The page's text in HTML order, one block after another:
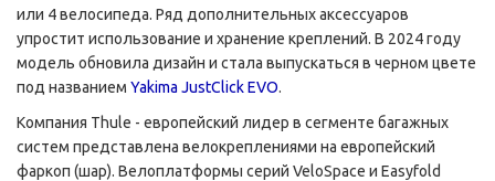
или 4 велосипеда. Ряд дополнительных аксессуаров
упростит использование и хранение креплений. В 2024 году
модель обновила дизайн и стала выпускаться в черном цвете
под названием Yakima JustClick EVO.
Компания Thule - европейский лидер в сегменте багажных
систем представлена велокреплениями на европейский
фаркоп (шар). Велоплатформы серий VeloSpace и Easyfold